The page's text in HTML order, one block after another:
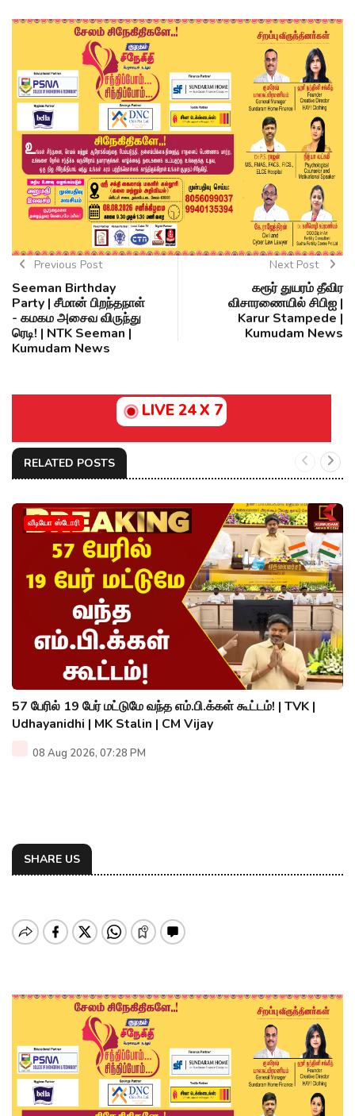
Previous Post
Seeman Birthday
Party | சீமான் பிறந்தநாள்
- கமகம அசைவ விருந்து
ரெடி! | NTK Seeman |
Kumudam News
Next Post
கரூர் துயரம் தீவிர
விசாரணையில் சிபிஐ |
Karur Stampede |
Kumudam News
LIVE 24 X 7
RELATED POSTS
வீடியோ ஸ்டோரி
57 பேரில் 19 பேர் மட்டுமே வந்த எம்.பி.க்கள் கூட்டம்! | TVK |
Udhayanidhi | MK Stalin | CM Vijay
08 Aug 2026, 07:28 PM
SHARE US